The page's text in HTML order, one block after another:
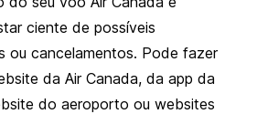
ciente de possíveis
ou cancelamentos. Pode fazer
da Air Canada, da app da
do aeroporto ou websites